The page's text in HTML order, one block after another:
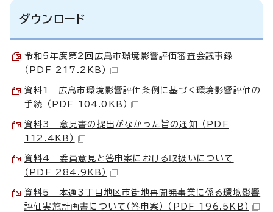
ダウンロード
令和5年度第2回広島市環境影響評価審査会議事録
（PDF 217.2KB）
資料1 広島市環境影響評価条例に基づく環境影響評価の
手続 （PDF 104.0KB）
資料3 意見書の提出がなかった旨の通知 （PDF
112.4KB）
資料4 委員意見と答申案における取扱いについて
（PDF 284.9KB）
資料5 本通3丁目地区市街地再開発事業に係る環境影響
評価実施計画書について（答申案） （PDF 196.5KB）